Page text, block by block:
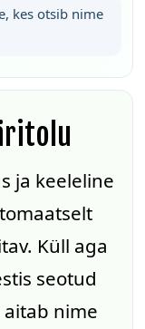
kes otsib nime
ja keeleline
Küll aga
seotud
nime